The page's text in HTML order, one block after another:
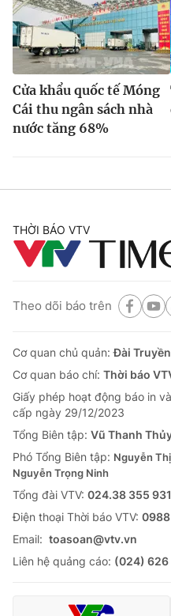
Cửa khẩu quốc tế Móng
Cái thu ngân sách nhà
nước tăng 68%
THỜI BÁO VTV
Theo dõi báo trên
Cơ quan chủ quản:Đài
Cơ quan báo chí: Thời báo
Giấy phép hoạt động báo in
cấp ngày 29/12/2023
Tổng Biên tập: Vũ Thanh
Phó Tổng Biên tập: Nguyễn
Nguyễn Trọng Ninh
Tổng đài VTV: 024.38 355
Ðiện thoại Thời báo VTV: 0988
Email: toasoan@vtv.vn
Liên hệ quảng cáo: (024) 626